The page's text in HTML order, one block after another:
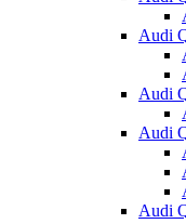
Audi
Audi
Audi
Audi